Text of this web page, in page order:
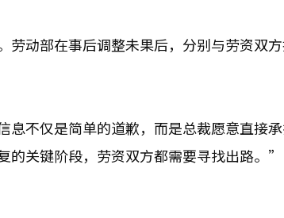
劳动部在事后调整未果后，分别与劳资双
息不仅是简单的道歉，而是总裁愿意直接
关键阶段，劳资双方都需要寻找出路。”